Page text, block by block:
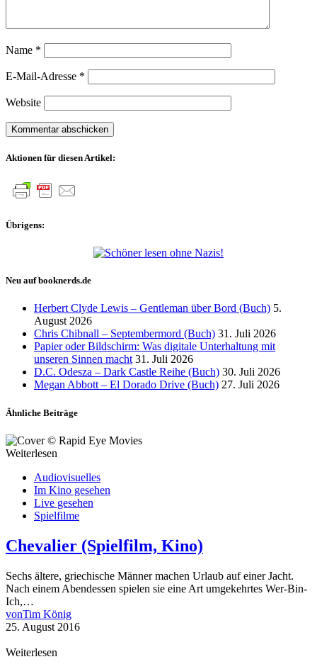
Name *
E-Mail-Adresse *
Website
Aktionen für diesen Artikel:
Übrigens:
Neu auf booknerds.de
Herbert Clyde Lewis – Gentleman über Bord (Buch) 5.
August 2026
Chris Chibnall – Septembermord (Buch) 31. Juli 2026
Papier oder Bildschirm: Was digitale Unterhaltung mit
unseren Sinnen macht 31. Juli 2026
D.C. Odesza – Dark Castle Reihe (Buch) 30. Juli 2026
Megan Abbott – El Dorado Drive (Buch) 27. Juli 2026
Ähnliche Beiträge
Weiterlesen
Audiovisuelles
Im Kino gesehen
Live gesehen
Spielfilme
Chevalier (Spielfilm, Kino)
Sechs ältere, griechische Männer machen Urlaub auf einer Jacht.
Nach einem Abendessen spielen sie eine Art umgekehrtes Wer-Bin-
Ich,…
vonTim König
25. August 2016
Weiterlesen